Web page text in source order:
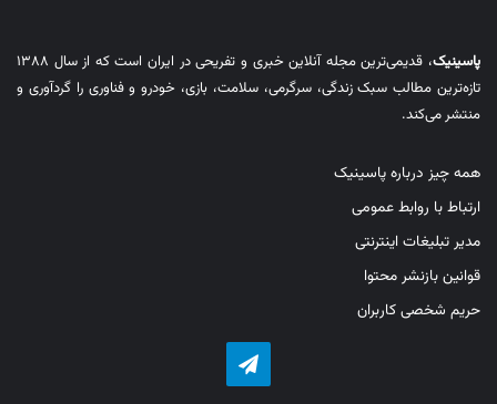
پاسینیک
، قدیمی‌ترین مجله آنلاین خبری و تفریحی در ایران است که از سال ۱۳۸۸
تازه‌ترین مطالب سبک زندگی، سرگرمی، سلامت، بازی، خودرو و فناوری را گردآوری و
منتشر می‌کند.
همه چیز درباره پاسینیک
ارتباط با روابط عمومی
مدیر تبلیغات اینترنتی
قوانین بازنشر محتوا
حریم شخصی کاربران
تلگرام